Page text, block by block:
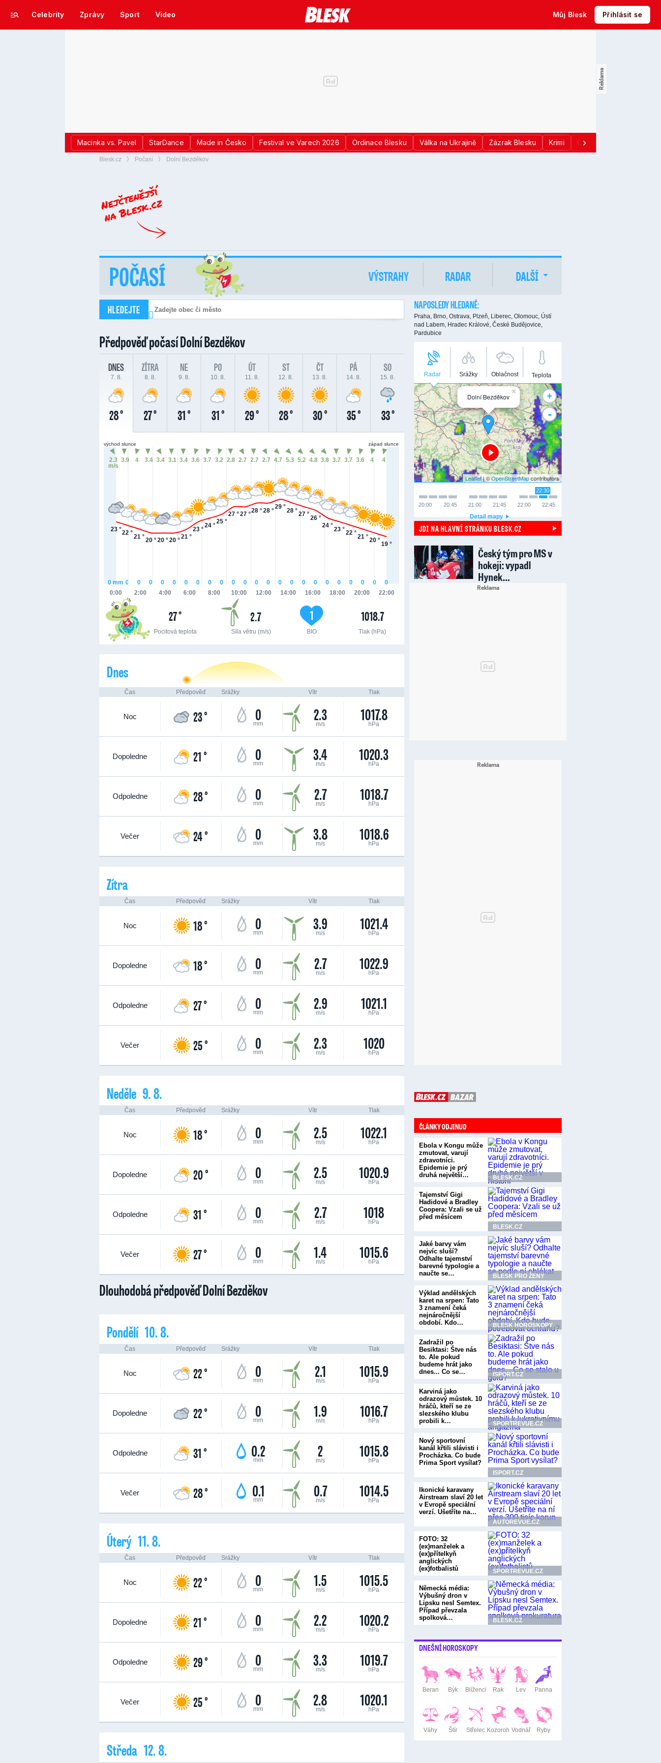
Celebrity Zprávy Sport Video Můj Blesk Přihlásit se
Macinka vs. Pavel StarDance Made in Česko Festival ve Varech 2026 Ordinace Blesku Válka na Ukrajině Zázrak Blesku Krimi Donald Trump
Blesk.cz Počasí Dolní Bezděkov
POČASÍ VÝSTRAHY RADAR DALŠÍ
HLEDEJTE
Předpověď počasíDolní Bezděkov
DNES
7. 8.
28 °
ZÍTRA
8. 8.
27 °
NE
9. 8.
31 °
PO
10. 8.
31 °
ÚT
11. 8.
29 °
ST
12. 8.
28 °
ČT
13. 8.
30 °
PÁ
14. 8.
35 °
SO
15. 8.
33 °
23 °
22 °
21 °
20 °20 °20 °
21 °
23 °
24 °
25 °
27 °27 °
28 °28 °
29 °
28 °
27 °
26 °
24 °
23 °
22 °
21 °
20 °
19 °
0:00 2:00 4:00 6:00 8:00 10:00 12:00 14:00 16:00 18:00 20:00 22:00
východ slunce západ slunce
0 mm 0 0 0 0 0 0 0 0 0 0 0 0 0 0 0 0 0 0 0 0 0 0 0
2.3
m/s
3.9 4 3.4 3.4 3.1 3.4 3.6 3.7 3.2 2.8 2.7 2.7 2.7 4.7 5.3 5.2 4.8 3.8 3.7 3.7 3.6 4 4
27 °
Pocitová teplota
2.7
Síla větru (m/s)
1
BIO
1018.7
Tlak (hPa)
Dnes
Čas Předpověď Srážky Vítr Tlak
Noc 23 ° 0
mm 2.3
m/s 1017.8
hPa
Dopoledne 21 ° 0
mm 3.4
m/s 1020.3
hPa
Odpoledne 28 ° 0
mm 2.7
m/s 1018.7
hPa
Večer 24 ° 0
mm 3.8
m/s 1018.6
hPa
Zítra
Čas Předpověď Srážky Vítr Tlak
Noc 18 ° 0
mm 3.9
m/s 1021.4
hPa
Dopoledne 18 ° 0
mm 2.7
m/s 1022.9
hPa
Odpoledne 27 ° 0
mm 2.9
m/s 1021.1
hPa
Večer 25 ° 0
mm 2.3
m/s 1020
hPa
Neděle 9. 8.
Čas Předpověď Srážky Vítr Tlak
Noc 18 ° 0
mm 2.5
m/s 1022.1
hPa
Dopoledne 20 ° 0
mm 2.5
m/s 1020.9
hPa
Odpoledne 31 ° 0
mm 2.7
m/s 1018
hPa
Večer 27 ° 0
mm 1.4
m/s 1015.6
hPa
Dlouhodobá předpověď Dolní Bezděkov
Pondělí 10. 8.
Čas Předpověď Srážky Vítr Tlak
Noc 22 ° 0
mm 2.1
m/s 1015.9
hPa
Dopoledne 22 ° 0
mm 1.9
m/s 1016.7
hPa
Odpoledne 31 ° 0.2
mm 2
m/s 1015.8
hPa
Večer 28 ° 0.1
mm 0.7
m/s 1014.5
hPa
Úterý 11. 8.
Čas Předpověď Srážky Vítr Tlak
Noc 22 ° 0
mm 1.5
m/s 1015.5
hPa
Dopoledne 21 ° 0
mm 2.2
m/s 1020.2
hPa
Odpoledne 29 ° 0
mm 3.3
m/s 1019.7
hPa
Večer 25 ° 0
mm 2.8
m/s 1020.1
hPa
Středa 12. 8.
NAPOSLEDY HLEDANÉ:
Praha, Brno, Ostrava, Plzeň, Liberec, Olomouc, Ústí
nad Labem, Hradec Králové, České Budějovice,
Pardubice
Radar Srážky Oblačnost Teplota
×
Dolní Bezděkov +
-
Leaflet| ©OpenStreetMapcontributors
22:30
22:45
22:00
21:45
21:00
20:45
20:00
Detail mapy
JDI NA HLAVNÍ STRÁNKU BLESK.CZ
Český tým pro MS v
hokeji: vypadl
Hynek…
ČLÁNKY ODJINUD
Ebola v Kongu může
zmutovat, varují
zdravotníci.
Epidemie je prý
druhá největší…
BLESK.CZ
Tajemství Gigi
Hadidové a Bradley
Coopera: Vzali se už
před měsícem
BLESK.CZ
Jaké barvy vám
nejvíc sluší?
Odhalte tajemství
barevné typologie a
naučte se…
BLESK PRO ŽENY
Výklad andělských
karet na srpen: Tato
3 znamení čeká
nejnáročnější
období. Kdo…
BLESK HOROSKOPY
Zadražil po
Besiktasi: Štve nás
to. Ale pokud
budeme hrát jako
dnes... Co se…
ISPORT.CZ
Karviná jako
odrazový můstek. 10
hráčů, kteří se ze
slezského klubu
probili k…
SPORTREVUE.CZ
Nový sportovní
kanál křtili slávisti i
Procházka. Co bude
Prima Sport vysílat?
ISPORT.CZ
Ikonické karavany
Airstream slaví 20 let
v Evropě speciální
verzí. Ušetříte na…
AUTOREVUE.CZ
FOTO: 32
(ex)manželek a
(ex)přítelkyň
anglických
(ex)fotbalistů
SPORTREVUE.CZ
Německá média:
Výbušný dron v
Lipsku nesl Semtex.
Případ převzala
spolková…
BLESK.CZ
DNEŠNÍ HOROSKOPY
Beran Býk Blíženci Rak Lev Panna
Váhy Štír Střelec Kozoroh Vodnář Ryby